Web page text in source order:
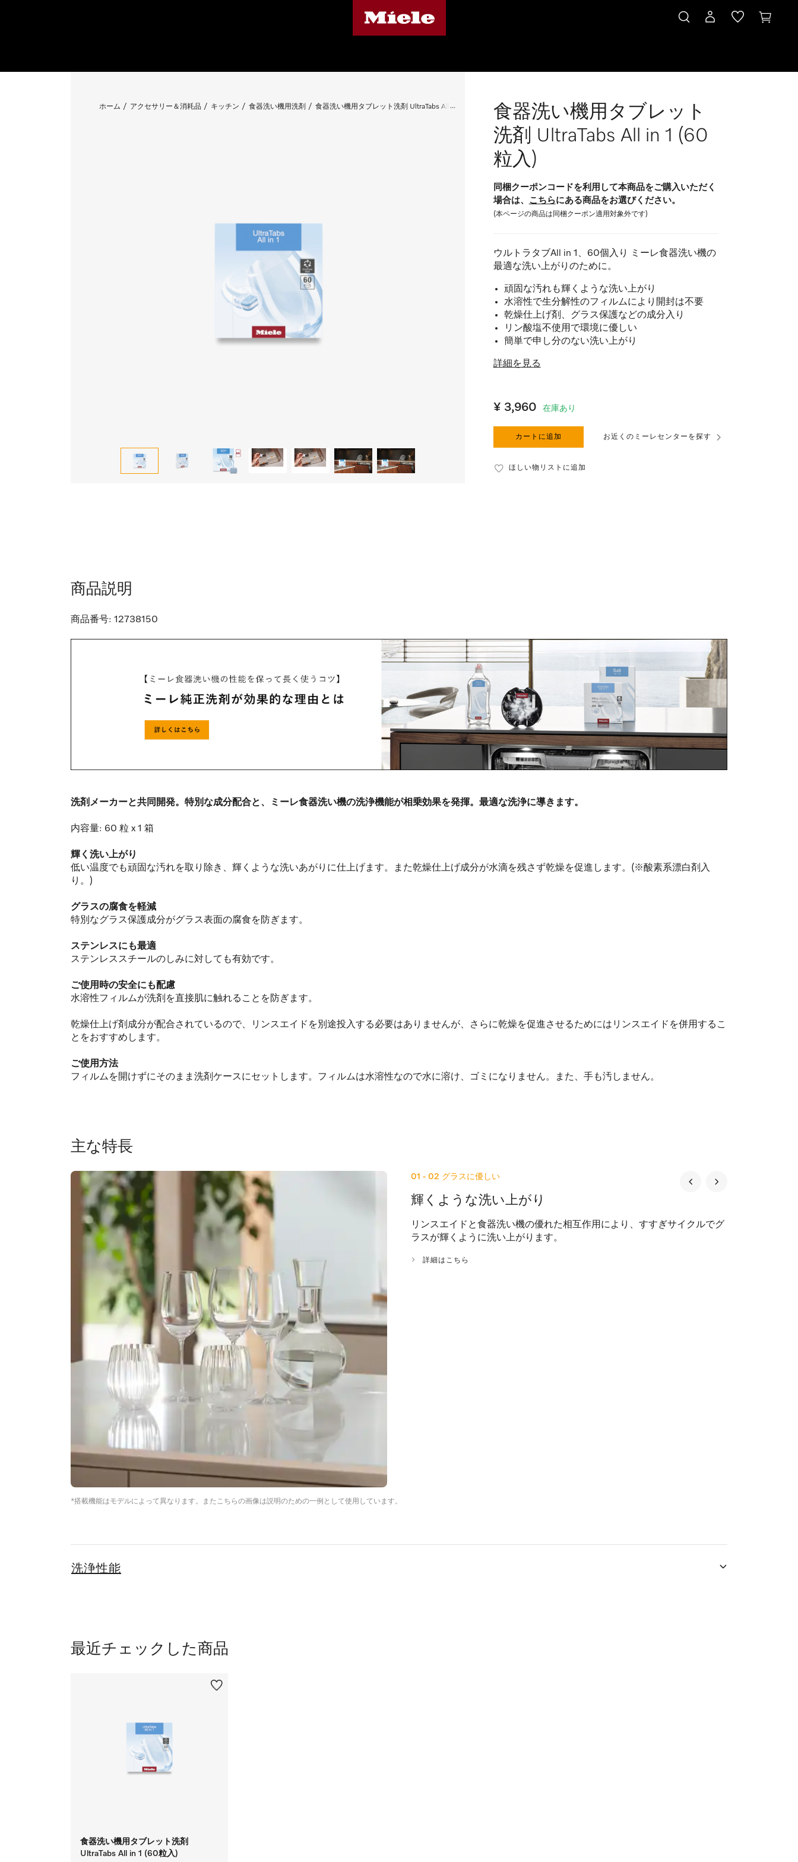
ホーム アクセサリー＆消耗品 キッチン 食器洗い機用洗剤 食器洗い機用タブレット洗剤 UltraTabs All in 1 (60粒入)
食器洗い機用タブレット
洗剤 UltraTabs All in 1 (60
粒入)
同梱クーポンコードを利用して本商品をご購入いただく
場合は、 こちらにある商品をお選びください。
(本ページの商品は同梱クーポン適用対象外です)
ウルトラタブAll in 1、60個入り ミーレ食器洗い機の
最適な洗い上がりのために。
頑固な汚れも輝くような洗い上がり
水溶性で生分解性のフィルムにより開封は不要
乾燥仕上げ剤、グラス保護などの成分入り
リン酸塩不使用で環境に優しい
簡単で申し分のない洗い上がり
詳細を見る
¥ 3,960 在庫あり
カートに追加 お近くのミーレセンターを探す
ほしい物リストに追加
商品説明
商品番号: 12738150
洗剤メーカーと共同開発。特別な成分配合と、ミーレ食器洗い機の洗浄機能が相乗効果を発揮。最適な洗浄に導きます。
内容量: 60 粒 x 1 箱
輝く洗い上がり
低い温度でも頑固な汚れを取り除き、輝くような洗いあがりに仕上げます。また乾燥仕上げ成分が水滴を残さず乾燥を促進します。(※酸素系漂白剤入
り。)
グラスの腐食を軽減
特別なグラス保護成分がグラス表面の腐食を防ぎます。
ステンレスにも最適
ステンレススチールのしみに対しても有効です。
ご使用時の安全にも配慮
水溶性フィルムが洗剤を直接肌に触れることを防ぎます。
乾燥仕上げ剤成分が配合されているので、リンスエイドを別途投入する必要はありませんが、さらに乾燥を促進させるためにはリンスエイドを併用するこ
とをおすすめします。
ご使用方法
フィルムを開けずにそのまま洗剤ケースにセットします。フィルムは水溶性なので水に溶け、ゴミになりません。また、手も汚しません。
主な特長
01 - 02 グラスに優しい
輝くような洗い上がり
リンスエイドと食器洗い機の優れた相互作用により、すすぎサイクルでグ
ラスが輝くように洗い上がります。
詳細はこちら
*搭載機能はモデルによって異なります。またこちらの画像は説明のための一例として使用しています。
洗浄性能
最近チェックした商品
食器洗い機用タブレット洗剤
UltraTabs All in 1 (60粒入)